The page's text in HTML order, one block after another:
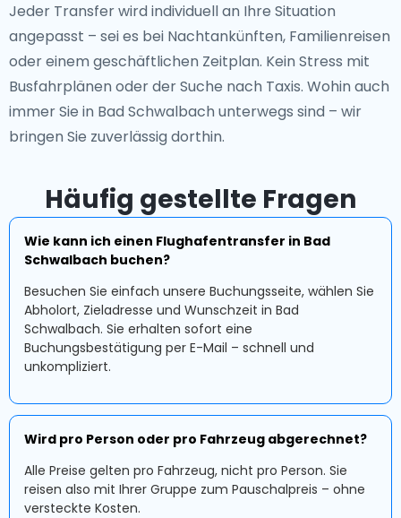
Jeder Transfer wird individuell an Ihre Situation
angepasst – sei es bei Nachtankünften, Familienreisen
oder einem geschäftlichen Zeitplan. Kein Stress mit
Busfahrplänen oder der Suche nach Taxis. Wohin auch
immer Sie in Bad Schwalbach unterwegs sind – wir
bringen Sie zuverlässig dorthin.
Häufig gestellte Fragen
Wie kann ich einen Flughafentransfer in Bad
Schwalbach buchen?
Besuchen Sie einfach unsere Buchungsseite, wählen Sie
Abholort, Zieladresse und Wunschzeit in Bad
Schwalbach. Sie erhalten sofort eine
Buchungsbestätigung per E-Mail – schnell und
unkompliziert.
Wird pro Person oder pro Fahrzeug abgerechnet?
Alle Preise gelten pro Fahrzeug, nicht pro Person. Sie
reisen also mit Ihrer Gruppe zum Pauschalpreis – ohne
versteckte Kosten.